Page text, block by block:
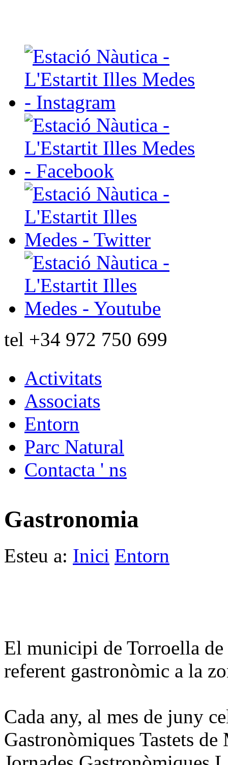
tel +34 972 750 699
Activitats
Associats
Entorn
Parc Natural
Contacta ' ns
Gastronomia
Esteu a: Inici Entorn
El municipi de Torroella
referent gastronòmic a la
Cada any, al mes de juny
Gastronòmiques Tastets